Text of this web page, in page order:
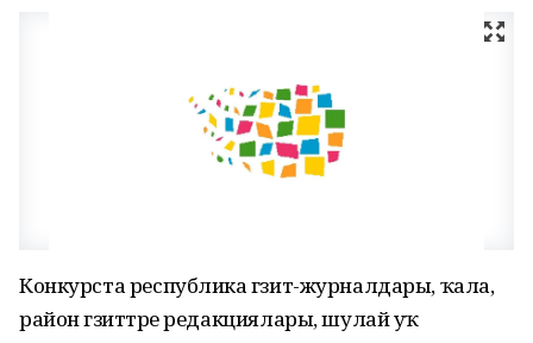
Конкурста республика гәзит-журналдары, ҡала,
район гәзиттәре редакциялары, шулай уҡ